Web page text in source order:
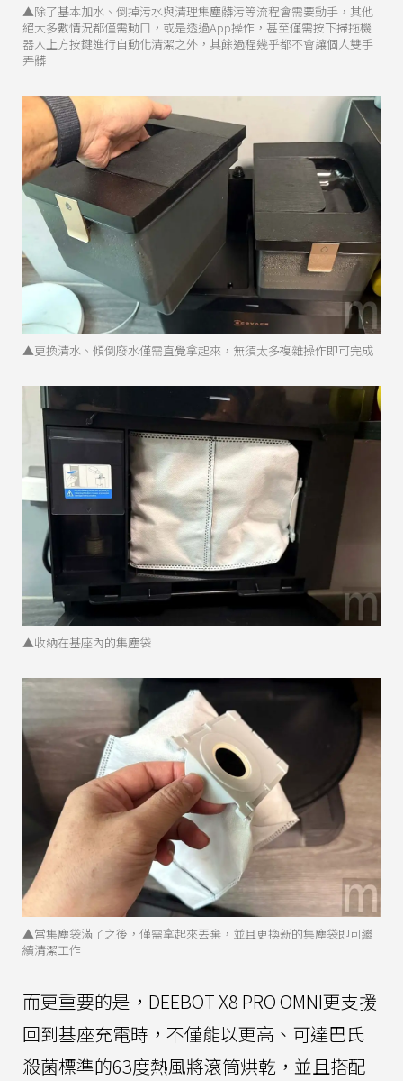
▲除了基本加水、倒掉污水與清理集塵髒污等流程會需要動手，其他
絕大多數情況都僅需動口，或是透過App操作，甚至僅需按下掃拖機
器人上方按鍵進行自動化清潔之外，其餘過程幾乎都不會讓個人雙手
弄髒
▲更換清水、傾倒廢水僅需直覺拿起來，無須太多複雜操作即可完成
▲收納在基座內的集塵袋
▲當集塵袋滿了之後，僅需拿起來丟棄，並且更換新的集塵袋即可繼
續清潔工作
而更重要的是，DEEBOT X8 PRO OMNI更支援
回到基座充電時，不僅能以更高、可達巴氏
殺菌標準的63度熱風將滾筒烘乾，並且搭配